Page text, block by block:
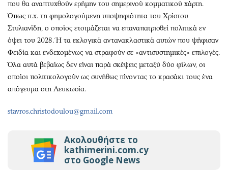
που θα αναπτυχθούν ερήμην του σημερινού κομματικού χάρτη.
Όπως π.χ. τη φημολογούμενη υποψηφιότητα του Χρίστου
Στυλιανίδη, ο οποίος ετοιμάζεται να επαναπατρισθεί πολιτικά εν
όψει του 2028. Ή τα εκλογικά αντανακλαστικά αυτών που ψήφισαν
Φειδία και ενδεχομένως να στραφούν σε «αντισυστημικές» επιλογές.
Όλα αυτά βεβαίως δεν είναι παρά σκέψεις μεταξύ δύο φίλων, οι
οποίοι πολιτικολογούν ως συνήθως πίνοντας το κρασάκι τους ένα
απόγευμα στη Λευκωσία.
stavros.christodoulou@gmail.com
Ακολουθήστε το
kathimerini.com.cy
στο Google News